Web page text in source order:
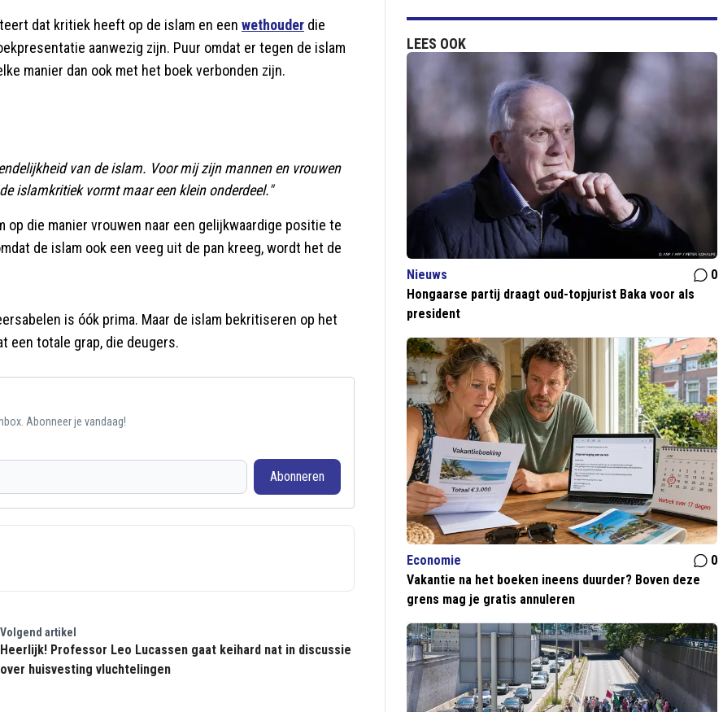
dat kritiek heeft op de islam en een wethouder die
aanwezig zijn. Puur omdat er tegen de islam
manier dan ook met het boek verbonden zijn.
van de islam. Voor mij zijn mannen en vrouwen
islamkritiek vormt maar een klein onderdeel."
die manier vrouwen naar een gelijkwaardige positie te
de islam ook een veeg uit de pan kreeg, wordt het de
is óók prima. Maar de islam bekritiseren op het
een totale grap, die deugers.
Abonneer je vandaag!
Abonneren
Volgend artikel
Heerlijk! Professor Leo Lucassen gaat keihard nat in discussie
over huisvesting vluchtelingen
LEES OOK
Nieuws
0
Hongaarse partij draagt oud-topjurist Baka voor als
president
Economie
0
Vakantie na het boeken ineens duurder? Boven deze
grens mag je gratis annuleren